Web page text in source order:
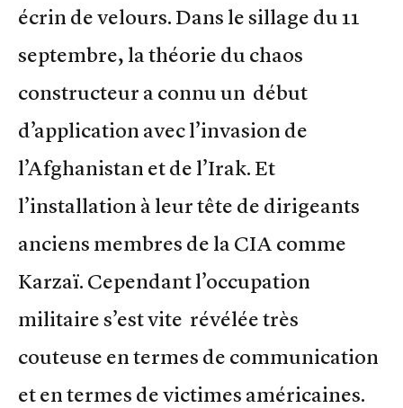
écrin de velours. Dans le sillage du 11
septembre, la théorie du chaos
constructeur a connu un début
d’application avec l’invasion de
l’Afghanistan et de l’Irak. Et
l’installation à leur tête de dirigeants
anciens membres de la CIA comme
Karzaï. Cependant l’occupation
militaire s’est vite révélée très
couteuse en termes de communication
et en termes de victimes américaines.